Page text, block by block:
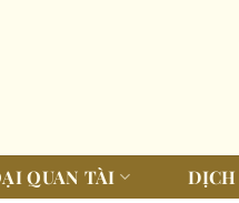
QUAN TÀI DỊCH